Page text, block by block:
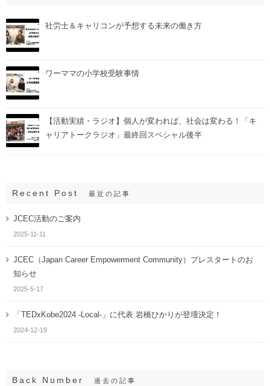
社労士＆キャリコンが予想する未来の働き方
ワーママの小学校受験事情
【活動実績・ラジオ】個人が変われば、社会は変わる！「キ
ャリアトークラジオ」最終回スペシャル後半
Recent Post 最近の記事
JCEC活動のご案内
2025-11-11
JCEC（Japan Career Empowerment Community）プレスタートのお
知らせ
2025-5-17
「TEDxKobe2024 -Local-」に代表 岩橋ひかりが登壇決定！
2024-12-19
Back Number 過去の記事